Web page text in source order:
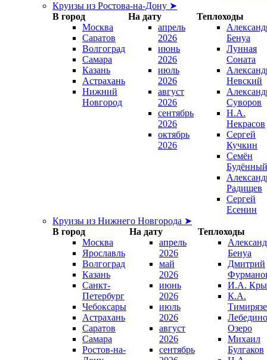
Круизы из Ростова-на-Дону ➤
В город
На дату
Теплоходы
Москва
Саратов
Волгоград
Самара
Казань
Астрахань
Нижний
Новгород
апрель
2026
июнь
2026
июль
2026
август
2026
сентябрь
2026
октябрь
2026
Бенуа
Лунная
Соната
Невский
Суворов
Н.А.
Некрасов
Сергей
Кучкин
Семён
Будённый
Радищев
Сергей
Есенин
Круизы из Нижнего Новгорода ➤
В город
На дату
Теплоходы
Москва
Ярославль
Волгоград
Казань
Санкт-
Петербург
Чебоксары
Астрахань
Саратов
Самара
Ростов-на-
апрель
2026
май
2026
июнь
2026
июль
2026
август
2026
сентябрь
Бенуа
Дмитрий
И.А.
К.А.
Озеро
Михаил
Булгаков